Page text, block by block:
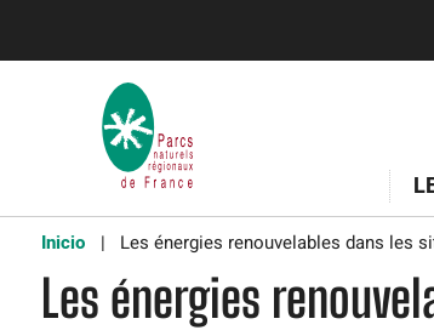
Inicio Les énergies renouvelables dans les
Les énergies